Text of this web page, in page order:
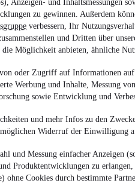
Anzeigen- und Inhaltsmessungen
zu gewinnen. Außerdem
verbessern, Ihr
und Dritten über
die Möglichkeit anbieten, ähnliche
oder Zugriff auf Informationen
Werbung und Inhalte, Messung
sowie Entwicklung und
und mehr Infos zu den
Widerruf der Einwilligung
und Messung einfacher Anzeigen
Produktentwicklungen zu
ohne Cookies durch bestimmte